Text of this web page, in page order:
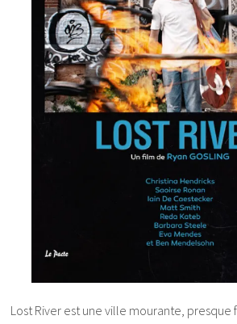
Lost River est une ville mourante, presque